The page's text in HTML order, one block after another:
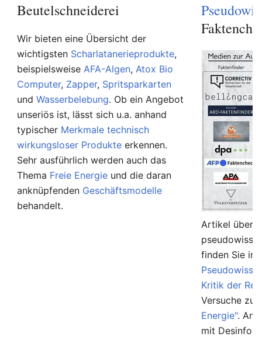
Beutelschneiderei
Wir bieten eine Übersicht der
wichtigsten Scharlatanerieprodukte,
beispielsweiseAFA-Algen,Atox Bio
Computer, Zapper, Spritsparkarten
undWasserbelebung. Ob ein Angebot
unseriös ist, lässt sich u.a. anhand
typischer Merkmale technisch
wirkungsloser Produkte erkennen.
Sehr ausführlich werden auch das
Thema Freie Energie und die daran
anknüpfenden Geschäftsmodelle
behandelt.
Artikel über
finden Sie in
Kritik der
Versuche
Energie".
mit